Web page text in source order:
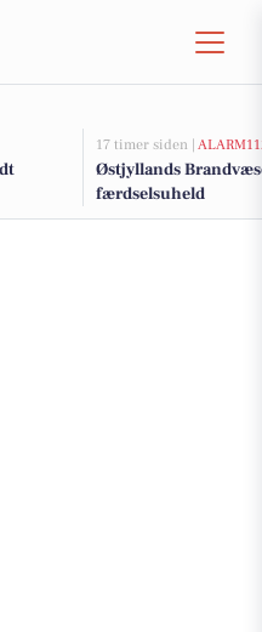
17 timer siden |
Østjyllands
færdselsuheld